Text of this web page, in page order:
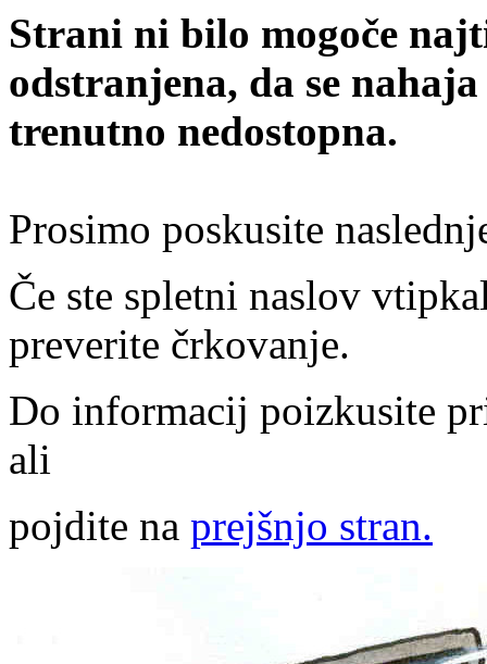
Strani ni bilo mogoče
odstranjena, da se
trenutno nedostopna.
Prosimo poskusite
Če ste spletni naslov
preverite črkovanje.
Do informacij poizkusite
ali
pojdite na prejšnjo stran.